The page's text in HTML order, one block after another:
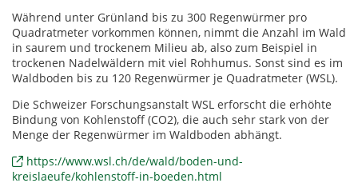
Während unter Grünland bis zu 300 Regenwürmer pro
Quadratmeter vorkommen können, nimmt die Anzahl im Wald
in saurem und trockenem Milieu ab, also zum Beispiel in
trockenen Nadelwäldern mit viel Rohhumus. Sonst sind es im
Waldboden bis zu 120 Regenwürmer je Quadratmeter (WSL).
Die Schweizer Forschungsanstalt WSL erforscht die erhöhte
Bindung von Kohlenstoff (CO2), die auch sehr stark von der
Menge der Regenwürmer im Waldboden abhängt.
https://www.wsl.ch/de/wald/boden-und-
kreislaeufe/kohlenstoff-in-boeden.html